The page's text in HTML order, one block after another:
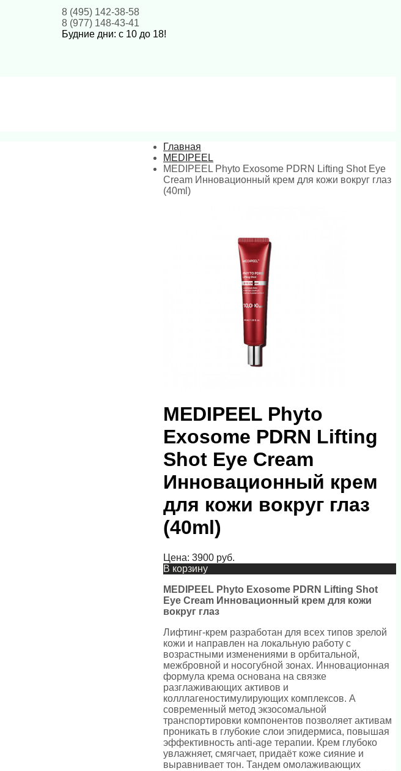
8 (495) 142-38-58
8 (977) 148-43-41
Будние дни: с 10 до 18!
Главная
MEDIPEEL
MEDIPEEL Phyto Exosome PDRN Lifting Shot Eye
Cream Инновационный крем для кожи вокруг глаз
(40ml)
MEDIPEEL Phyto
Exosome PDRN Lifting
Shot Eye Cream
Инновационный крем
для кожи вокруг глаз
(40ml)
Цена: 3900 руб.
В корзину
MEDIPEEL Phyto Exosome PDRN Lifting Shot
Eye Cream Инновационный крем для кожи
вокруг глаз
Лифтинг-крем разработан для всех типов зрелой
кожи и направлен на локальную работу с
возрастными изменениями в орбитальной,
межбровной и носогубной зонах. Инновационная
формула крема основана на связке
разглаживающих активов и
колллагеностимулирующих комплексов. А
современный метод экзосомальной
транспортировки компонентов позволяет активам
проникать в глубокие слои эпидермиса, повышая
эффективность anti-age терапии. Крем глубоко
увлажняет, смягчает, придаёт коже сияние и
выравнивает тон. Тандем омолаживающих